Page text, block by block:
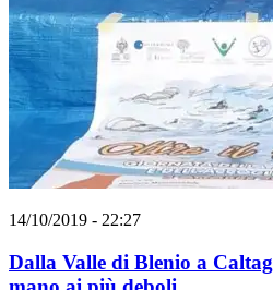
14/10/2019 - 22:27
Dalla Valle di Blenio a